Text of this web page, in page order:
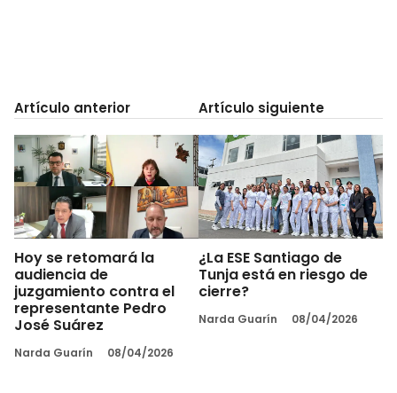
Artículo anterior
Hoy se retomará la
audiencia de
juzgamiento contra el
representante Pedro
José Suárez
Narda Guarín 08/04/2026
Artículo siguiente
¿La ESE Santiago de
Tunja está en riesgo de
cierre?
Narda Guarín 08/04/2026